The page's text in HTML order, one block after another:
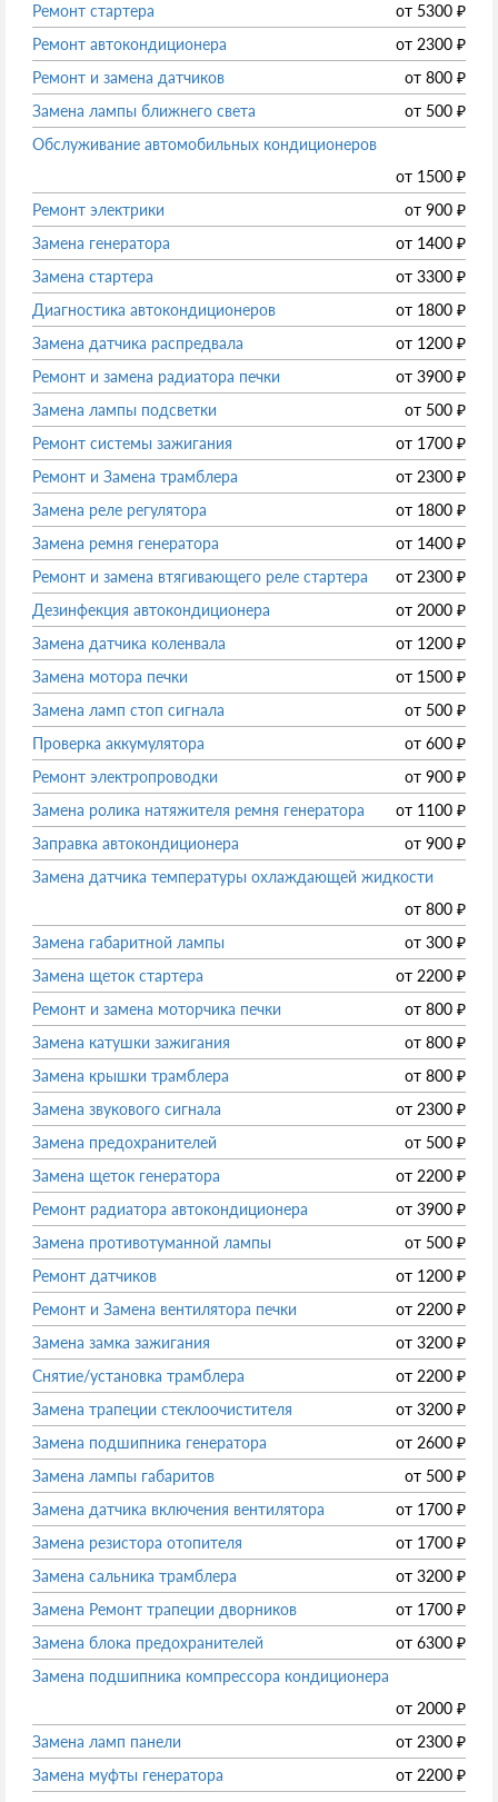
Ремонт стартера
от 5300 ₽
Ремонт автокондиционера
от 2300 ₽
Ремонт и замена датчиков
от 800 ₽
Замена лампы ближнего света
от 500 ₽
Обслуживание автомобильных кондиционеров
от 1500 ₽
Ремонт электрики
от 900 ₽
Замена генератора
от 1400 ₽
Замена стартера
от 3300 ₽
Диагностика автокондиционеров
от 1800 ₽
Замена датчика распредвала
от 1200 ₽
Ремонт и замена радиатора печки
от 3900 ₽
Замена лампы подсветки
от 500 ₽
Ремонт системы зажигания
от 1700 ₽
Ремонт и Замена трамблера
от 2300 ₽
Замена реле регулятора
от 1800 ₽
Замена ремня генератора
от 1400 ₽
Ремонт и замена втягивающего реле стартера
от 2300 ₽
Дезинфекция автокондиционера
от 2000 ₽
Замена датчика коленвала
от 1200 ₽
Замена мотора печки
от 1500 ₽
Замена ламп стоп сигнала
от 500 ₽
Проверка аккумулятора
от 600 ₽
Ремонт электропроводки
от 900 ₽
Замена ролика натяжителя ремня генератора
от 1100 ₽
Заправка автокондиционера
от 900 ₽
Замена датчика температуры охлаждающей жидкости
от 800 ₽
Замена габаритной лампы
от 300 ₽
Замена щеток стартера
от 2200 ₽
Ремонт и замена моторчика печки
от 800 ₽
Замена катушки зажигания
от 800 ₽
Замена крышки трамблера
от 800 ₽
Замена звукового сигнала
от 2300 ₽
Замена предохранителей
от 500 ₽
Замена щеток генератора
от 2200 ₽
Ремонт радиатора автокондиционера
от 3900 ₽
Замена противотуманной лампы
от 500 ₽
Ремонт датчиков
от 1200 ₽
Ремонт и Замена вентилятора печки
от 2200 ₽
Замена замка зажигания
от 3200 ₽
Снятие/установка трамблера
от 2200 ₽
Замена трапеции стеклоочистителя
от 3200 ₽
Замена подшипника генератора
от 2600 ₽
Замена лампы габаритов
от 500 ₽
Замена датчика включения вентилятора
от 1700 ₽
Замена резистора отопителя
от 1700 ₽
Замена сальника трамблера
от 3200 ₽
Замена Ремонт трапеции дворников
от 1700 ₽
Замена блока предохранителей
от 6300 ₽
Замена подшипника компрессора кондиционера
от 2000 ₽
Замена ламп панели
от 2300 ₽
Замена муфты генератора
от 2200 ₽